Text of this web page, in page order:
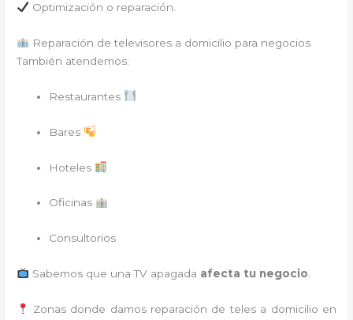
Optimización o reparación.
Reparación de televisores a domicilio para negocios
También atendemos:
Restaurantes
Bares
Hoteles
Oficinas
Consultorios
Sabemos que una TV apagada afecta tu negocio
Zonas donde damos reparación de teles a domicilio en